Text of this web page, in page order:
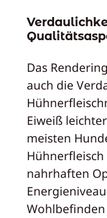
Das
auch die
Eiweiß
meisten
nahrhaften